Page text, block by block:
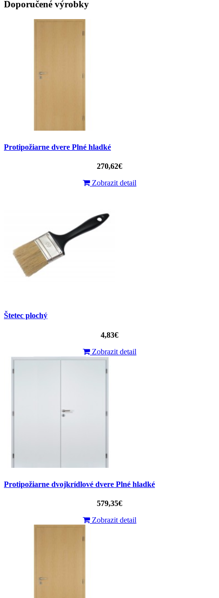
Doporučené výrobky
Protipožiarne dvere Plné hladké
270,62€
Zobrazit detail
Štetec plochý
4,83€
Zobrazit detail
Protipožiarne dvojkrídlové dvere Plné hladké
579,35€
Zobrazit detail